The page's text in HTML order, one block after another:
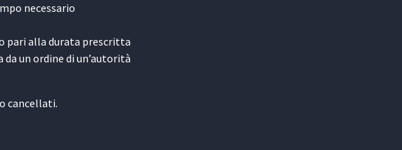
necessario
pari alla durata prescritta
un ordine di un’autorità
cancellati.